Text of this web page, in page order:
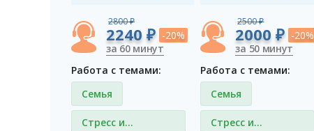
2800 ₽
2240 ₽ -20%
за 60 минут
Работа с темами:
Семья
Стресс и
2500 ₽
2000 ₽ -20%
за 50 минут
Работа с темами:
Семья
Стресс и